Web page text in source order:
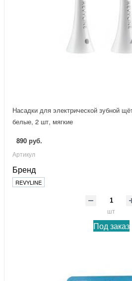
Насадки для электрической зубной
белые, 2 шт, мягкие
890 руб.
Артикул
Бренд
REVYLINE
шт
Под заказ